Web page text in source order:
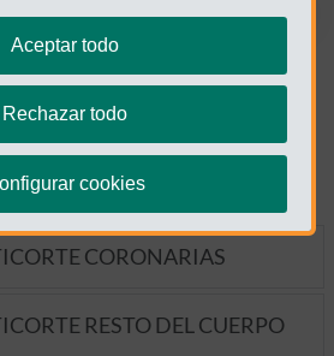
en Google Maps
y pruebas
CORONARIAS
RESTO DEL CUERPO
.
modificar tus ajustes de
momento en la sección
Aceptar todo
Rechazar todo
cookies